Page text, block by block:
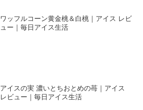
ワッフルコーン黄金桃＆白桃｜アイス レビ
ュー｜毎日アイス生活
アイスの実 濃いとちおとめの苺｜アイス
レビュー｜毎日アイス生活